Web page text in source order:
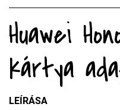
Huawei
kártya
LEÍRÁSA